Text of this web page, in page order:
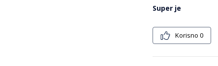
Super je
Korisno 0